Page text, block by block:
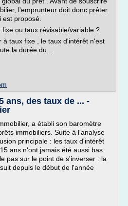
l'emprunteur doit donc prêter
proposé.
ou taux révisable/variable ?
à taux fixe , le taux d'intérêt n'est
la durée du...
ans, des taux de ... -
a établi son baromètre
immobiliers. Suite à l'analyse
principale : les taux d'intérêt
ans n'ont jamais été aussi bas.
pas sur le point de s'inverser : la
depuis le début de l'année